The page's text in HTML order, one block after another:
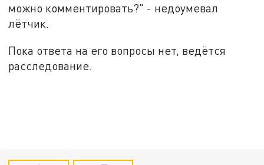
можно комментировать?" - недоумевал
лётчик.
Пока ответа на его вопросы нет, ведётся
расследование.